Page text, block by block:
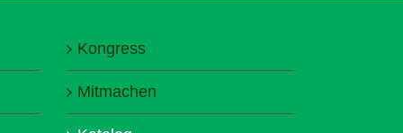
Kongress
Mitmachen